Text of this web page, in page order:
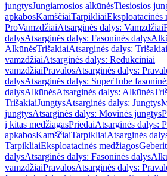
jungtysJungiamosios alkūnėsTiesiosios
apkabosKamščiaiTarpikliaiEksploatacinės
ProVamzdžiaiAtsarginės dalys: Vamzdžiai
dalysAtsarginės dalys: Fasoninės dalys
AlkūnėsTrišakiaiAtsarginės dalys: Trišakiai
vamzdžiaiAtsarginės dalys: Redukciniai
vamzdžiaiPravalosAtsarginės dalys:
dalysAtsarginės dalys: SuperTube
dalysAlkūnėsAtsarginės dalys: Alkūnės
TrišakiaiJungtysAtsarginės dalys: Jungtys
jungtysAtsarginės dalys: Movinės jungtys
į kitas medžiagasPriedaiAtsarginės dalys:
apkabosKamščiaiTarpikliaiAtsarginės
TarpikliaiEksploatacinės medžiagos
dalysAtsarginės dalys: Fasoninės dalys
vamzdžiaiPravalosAtsarginės dalys: